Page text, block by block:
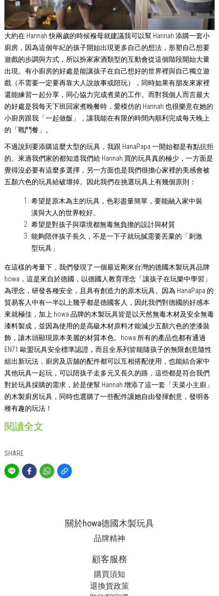
大約在 Hannah 快兩歲的時候褓母就建議我可以幫 Hannah 添購一套小
廚房，因為這個年紀的孩子開始出現更多自己的想法，形塑自己想要
遊戲的步調與方式，所以扮家家酒類型的互動會從這個階段開始大量
出現。有小廚房的好處是能讓孩子在自己想好的世界裡與自己獨立遊
戲（不需要一定要再靠大人說故事或陪玩），同時如果有朋友來家裡
還能練習一起分享，同心協力完成煮菜的工作。而對我個人而言最大
的好處是我每天下班回家煮晚餐時，愛模仿的 Hannah 也很樂意在她的
小廚房跟我「一起做飯」，讓我能在有限的時間內順利完成每天晚上
的「戰鬥餐」。
不過說到要添購這麼大型的玩具，我跟 HanaPapa 一開始都是有點抗拒
的。來過我們家的都知道我們給 Hannah 買的玩具真的極少，一方面是
覺得沒必要有這麼多選擇，另一方面也是我們很擔心家裡的美感會被
五顏六色的玩具給破壞掉。因此我們在挑選玩具上有幾個原則：
希望是原木為主的玩具，色彩盡量簡單，要能融入家中裝
潢與大人的世界較好。
希望是對孩子與環境都無毒無負擔的設計與材質
能夠陪伴孩子長久，不是一下子就玩膩需要丟棄的「刺激
型玩具」
在這樣的考量下，我們發現了一個最近剛來台灣的德國木製玩具品牌
howa，這是來自於德國，以德國人教育理念「讓孩子在玩樂中學習」
為理念，研發各種安全，且具有創造力的原木玩具。因為 HanaPapa 的
貿易客人中有一半以上幾乎都是德國客人，因此我們對德國的好感本
來就極佳，加上 howa 品牌的木製玩具皆是以天然無毒木材及安全無毒
漆料製成，​​並因為使用的是高級木材原料才能減少五顏六色的塗漆裝
飾，讓木頭顯現原本美麗的材質本色。howa 所有的產品也都有通過
EN71 歐盟玩具安全標準認證，而且全系列皆能隨孩子的無限創意隨性
組出新玩法，廚房及店舖的配件都可以互相搭配使用，也能結合家中
其他玩具一起玩，可以陪孩子走多元又長久的路，這些都是符合我們
對於玩具採購的需求，於是便幫 Hannah 增添了這一套「天菜小主廚」
的木製廚房玩具，同時也選購了一些配件讓她自由發揮創意，發明各
種有趣的玩法！
閱讀全文
SHARE
關於howa德國木製玩具
品牌精神
顧客服務
購買須知
退換貨政策